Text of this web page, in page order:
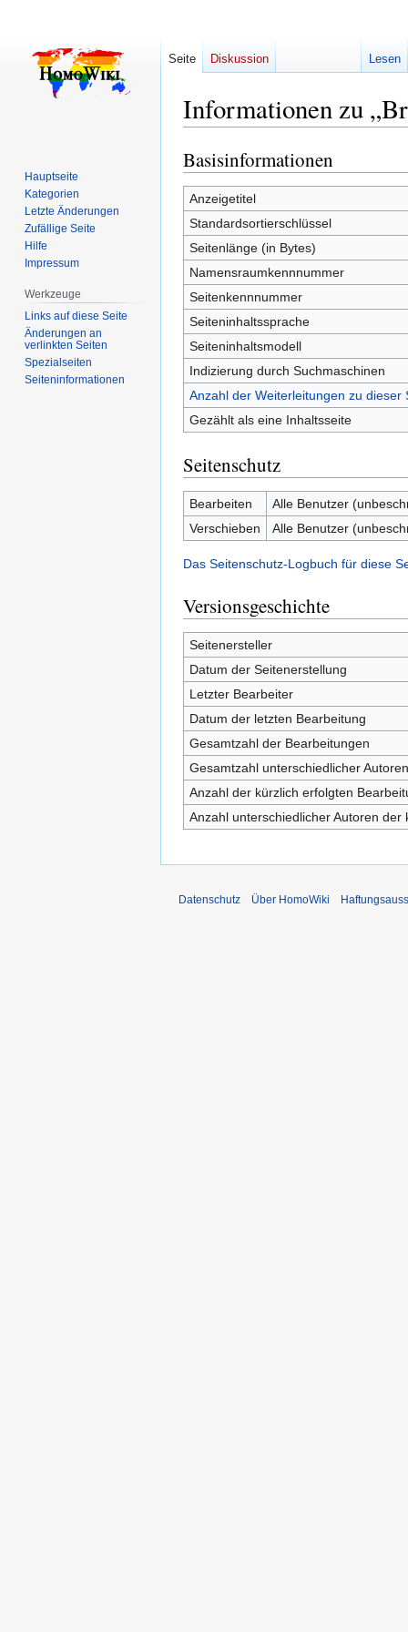
Informationen zu
Zur
Navigation
springen
Zur
Suche
springen
Basisinformationen
Anzeigetitel
Standardsortierschlüssel
Seitenlänge (in Bytes)
Namensraumkennnummer
Seitenkennnummer
Seiteninhaltssprache
Seiteninhaltsmodell
Indizierung durch Suchmaschinen
Anzahl der Weiterleitungen zu dieser
Gezählt als eine Inhaltsseite
Seitenschutz
Bearbeiten
Alle Benutzer
Verschieben
Alle Benutzer
Das Seitenschutz-Logbuch für diese
Versionsgeschichte
Seitenersteller
Datum der Seitenerstellung
Letzter Bearbeiter
Datum der letzten Bearbeitung
Gesamtzahl der Bearbeitungen
Gesamtzahl unterschiedlicher Autoren
Anzahl der kürzlich erfolgten
Anzahl unterschiedlicher Autoren
Seite Diskussion Lesen
Hauptseite
Kategorien
Letzte Änderungen
Zufällige Seite
Hilfe
Impressum
Werkzeuge
Links auf diese Seite
Änderungen an
verlinkten Seiten
Spezialseiten
Seiten­­informationen
Datenschutz Über HomoWiki